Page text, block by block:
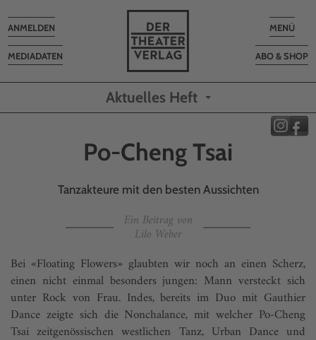
Toggle
MENÜ
ABO & SHOP
MEDIADATEN
Toggle
navigation
ANMELDEN
Aktuelles Heft
Po-Cheng Tsai
Tanzakteure mit den besten Aussichten
Ein Beitrag von
Lilo Weber
Bei «Floating Flowers» glaubten wir noch an einen Scherz,
einen nicht einmal besonders jungen: Mann versteckt sich
unter Rock von Frau. Indes, bereits im Duo mit Gauthier
Dance zeigte sich die Nonchalance, mit welcher Po-Cheng
Tsai zeitgenössischen westlichen Tanz, Urban Dance und